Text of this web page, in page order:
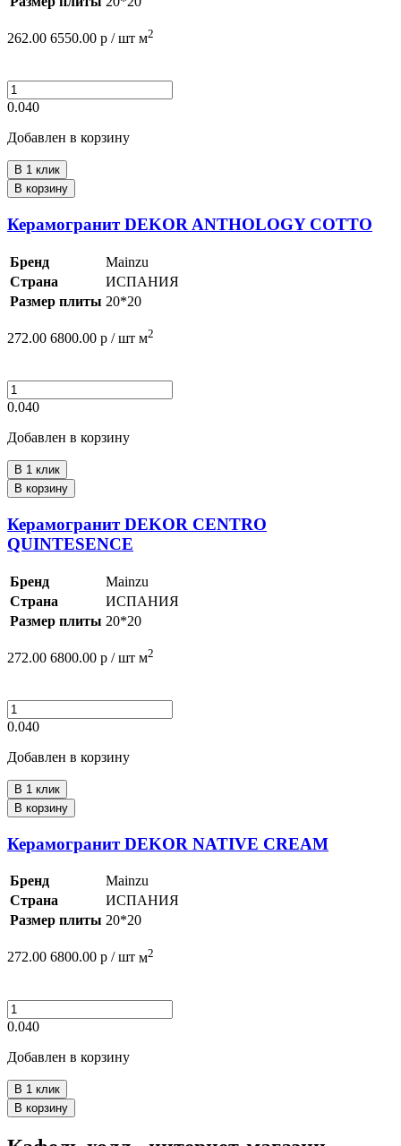
262.00 6550.00 р / шт м2
0.040
Добавлен в корзину
В 1 клик
В корзину
Керамогранит DEKOR ANTHOLOGY COTTO
Бренд
Mainzu
Страна
ИСПАНИЯ
Размер плиты 20*20
272.00 6800.00 р / шт м2
0.040
Добавлен в корзину
В 1 клик
В корзину
Керамогранит DEKOR CENTRO
QUINTESENCE
Бренд
Mainzu
Страна
ИСПАНИЯ
Размер плиты 20*20
272.00 6800.00 р / шт м2
0.040
Добавлен в корзину
В 1 клик
В корзину
Керамогранит DEKOR NATIVE CREAM
Бренд
Mainzu
Страна
ИСПАНИЯ
Размер плиты 20*20
272.00 6800.00 р / шт м2
0.040
Добавлен в корзину
В 1 клик
В корзину